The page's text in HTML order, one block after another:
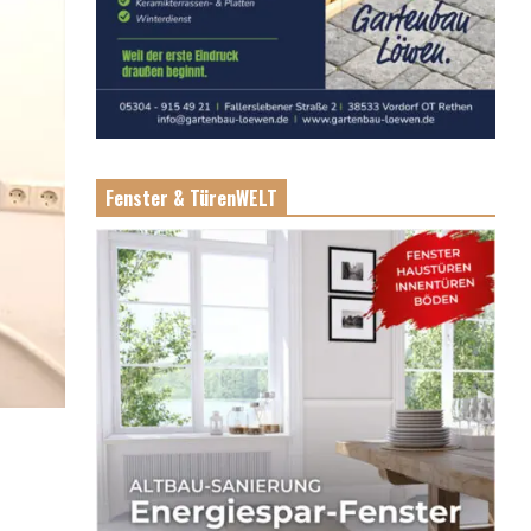
Fenster & TürenWELT